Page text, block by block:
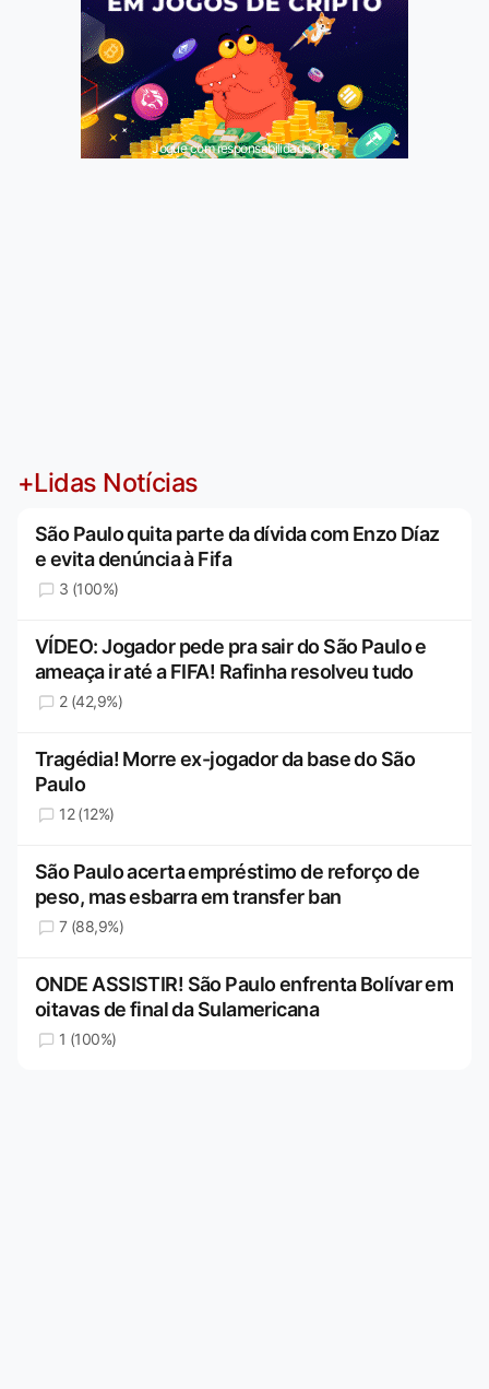
Jogue com responsabilidade. 18+
+Lidas Notícias
São Paulo quita parte da dívida com Enzo Díaz
e evita denúncia à Fifa
3 (100%)
VÍDEO: Jogador pede pra sair do São Paulo e
ameaça ir até a FIFA! Rafinha resolveu tudo
2 (42,9%)
Tragédia! Morre ex-jogador da base do São
Paulo
12 (12%)
São Paulo acerta empréstimo de reforço de
peso, mas esbarra em transfer ban
7 (88,9%)
ONDE ASSISTIR! São Paulo enfrenta Bolívar em
oitavas de final da Sulamericana
1 (100%)